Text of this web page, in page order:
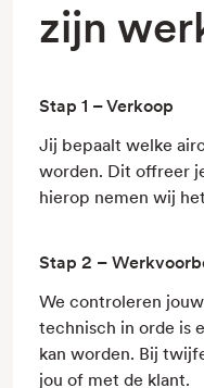
zijn
Stap 1 – Verkoop
Jij bepaalt welke
worden. Dit offreer
hierop nemen wij
Stap 2 –
We controleren
technisch in orde is
kan worden. Bij
jou of met de klant.